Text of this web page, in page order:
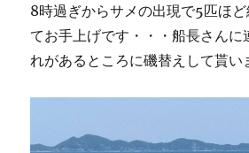
8時過ぎからサメの出現で5匹ほ
てお手上げです・・・船長さんに
れがあるところに磯替えして貰い